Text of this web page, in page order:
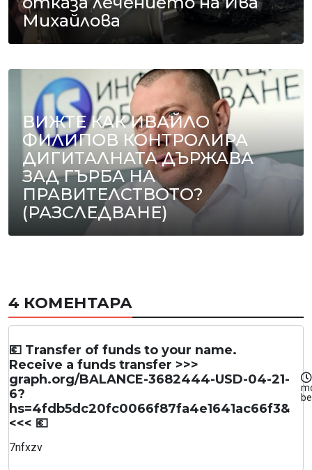
Михайлова
ВИЖТЕ КАК ИВАЙЛО
ФИЛИПОВ КОНТРОЛИРА
ДИГИТАЛНАТА ДЪРЖАВА
ЗАД ГЪРБА НА
ПРАВИТЕЛСТВОТО?
(РАЗСЛЕДВАНЕ)
4 КОМЕНТАРА
💶 Transfer of funds to your name.
Receive a funds transfer >>>
graph.org/BALANCE-3682444-USD-04-21-
6?
hs=4fdb5dc20fc0066f87fa4e1641ac66f3&
<<< 💶
7nfxzv